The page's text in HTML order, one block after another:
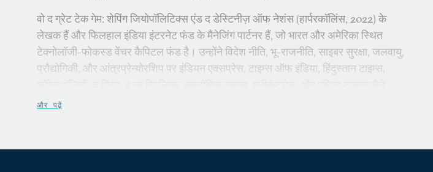
वो द ग्रेट टेक गेम: शेपिंग जियोपॉलिटिक्स एंड द डेस्टिनीज़ ऑफ नेशंस (हार्परकॉलिंस, 2022) के
लेखक हैं और फिलहाल इंडिया इंटरनेट फंड के मैनेजिंग पार्टनर हैं, जो भारत और अमेरिका स्थित
टेक्नोलॉजी-फोकस्ड वेंचर कैपिटल फंड है। उन्होंने विदेश नीति, भू-राजनीति, साइबर सुरक्षा, जलवायु,
प्रौद्योगिकी, और आंत्रप्रेन्योरशिप पर इंडियन एक्सप्रेस, टाइम्स ऑफ इंडिया, हिंदुस्तान टाइम्स,
प्रकाशनों के लिए काफी लेख लिखे हैं।
और पढ़ें